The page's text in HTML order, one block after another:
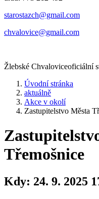
​​​​starostazch@gmail.com
​​​​chvalovice@gmail.com
Žlebské Chvaloviceoficiální
Úvodní stránka
aktuálně
Akce v okolí
Zastupitelstvo Města
Třemošnice
Kdy: 24. 9. 2025